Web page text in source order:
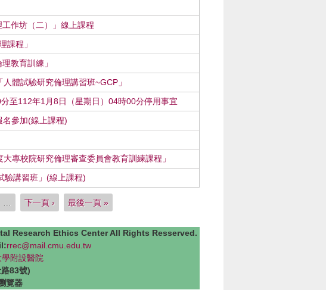
作坊（二）」線上課程
課程」
教育訓練」
體試驗研究倫理講習班~GCP」
至112年1月8日（星期日）04時00分停用事宜
參加(線上課程)
專校院研究倫理審查委員會教育訓練課程」
驗講習班」(線上課程)
下一頁 › 最後一頁 »
Research Ethics Center All Rights Resserved.
rrec@mail.cmu.edu.tw
附設醫院
83號)
覽器